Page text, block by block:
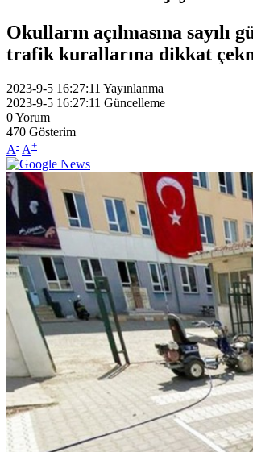
Okulların açılmasına
trafik kurallarına dikkat
2023-9-5 16:27:11 Yayınlanma
2023-9-5 16:27:11 Güncelleme
0Yorum
470 Gösterim
A- A+